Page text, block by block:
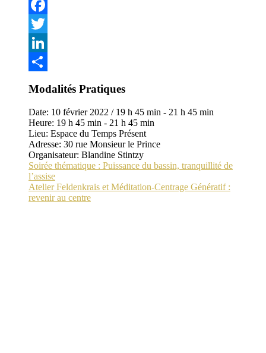
Facebook
Twitter
LinkedIn
Modalités Pratiques
Date: 10 février 2022 / 19 h 45 min - 21 h 45 min
Heure: 19 h 45 min - 21 h 45 min
Lieu: Espace du Temps Présent
Adresse: 30 rue Monsieur le Prince
Organisateur: Blandine Stintzy
Soirée thématique : Puissance du bassin, tranquillité de
l’assise
Atelier Feldenkrais et Méditation-Centrage Génératif :
revenir au centre